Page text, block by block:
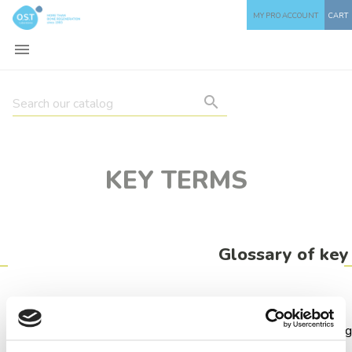
CART
MY PRO ACCOUNT


KEY TERMS
Glossary of
Refers to all physiological processes contributing to bone